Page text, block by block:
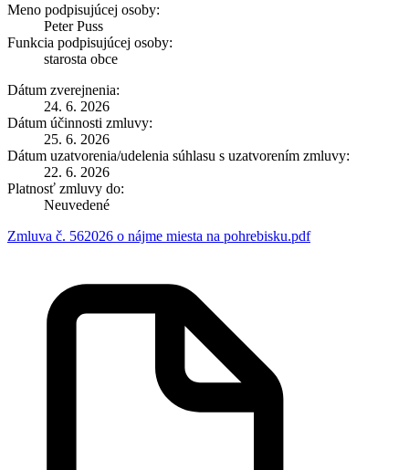
Meno podpisujúcej osoby:
Peter Puss
Funkcia podpisujúcej osoby:
starosta obce
Dátum zverejnenia:
24. 6. 2026
Dátum účinnosti zmluvy:
25. 6. 2026
Dátum uzatvorenia/udelenia súhlasu s uzatvorením zmluvy:
22. 6. 2026
Platnosť zmluvy do:
Neuvedené
Zmluva č. 562026 o nájme miesta na pohrebisku.pdf